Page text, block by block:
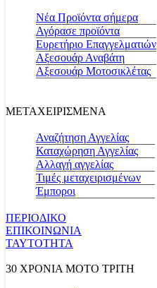
Νέα Προϊόντα σήμερα
Αγόρασε προϊόντα
Ευρετήριο Επαγγελματιών
Αξεσουάρ Αναβάτη
Αξεσουάρ Μοτοσικλέτας
ΜΕΤΑΧΕΙΡΙΣΜΕΝΑ
Αναζήτηση Αγγελίας
Καταχώρηση Αγγελίας
Αλλαγή αγγελίας
Τιμές μεταχειρισμένων
Έμποροι
ΠΕΡΙΟΔΙΚΟ
ΕΠΙΚΟΙΝΩΝΙΑ
ΤΑΥΤΟΤΗΤΑ
30 ΧΡΟΝΙΑ MOTO ΤΡΙΤΗ